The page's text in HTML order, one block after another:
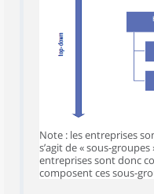
Note : les entreprises
s’agit de « sous-
entreprises sont donc
composent ces sous-